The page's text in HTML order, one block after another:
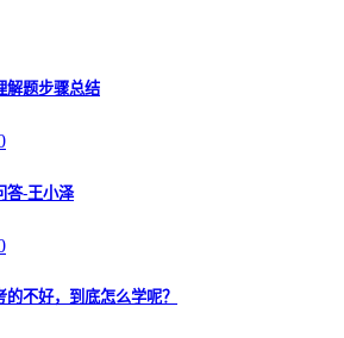
解题步骤总结
答-王小泽
不好，到底怎么学呢？